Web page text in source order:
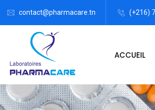
contact@pharmacare.tn (+216)
ACCUEIL